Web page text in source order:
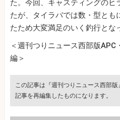
た。今回、キャスティングのヒ
たが、タイラバでは数・型とも
たため大変満足のいく釣行とな
＜週刊つりニュース西部版APC
編＞
この記事は『週刊つりニュース西部
記事を再編集したものになります。